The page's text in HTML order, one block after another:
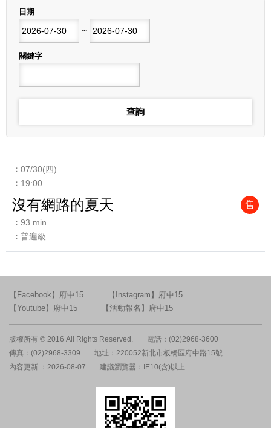
日期
~
結束日期
關鍵字
07/30(四)
19:00
沒有網路的夏天 售
93 min
普遍級
【Facebook】府中15
【Instagram】府中15
【Youtube】府中15
【活動報名】府中15
版權所有 © 2016 All Rights Reserved.
電話：(02)2968-3600
傳真：(02)2968-3309
地址：220052新北市板橋區府中路15號
內容更新 ：2026-08-07
建議瀏覽器：IE10(含)以上